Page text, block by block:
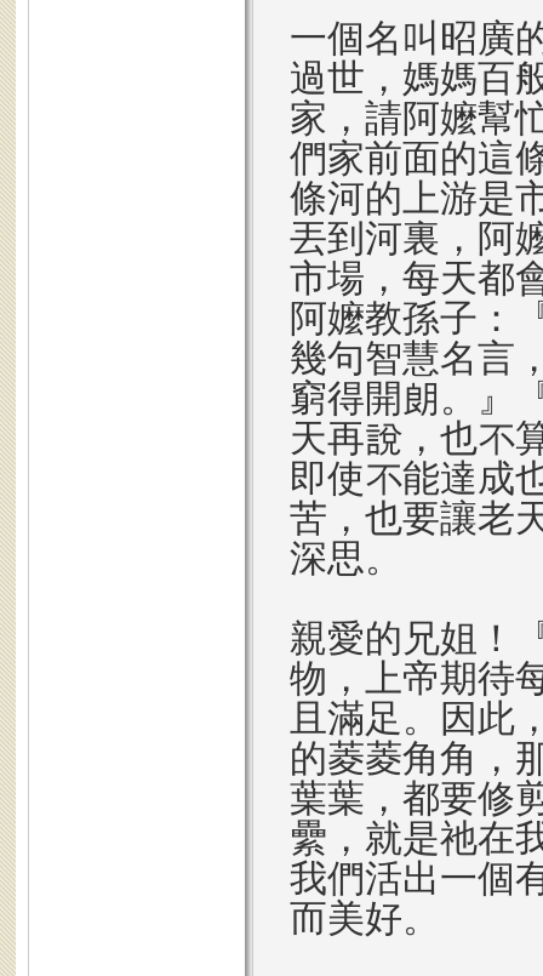
一個名叫昭廣
過世，媽媽百
家，請阿嬤幫
們家前面的這
條河的上游是
丟到河裏，阿
市場，每天都
阿嬤教孫子：
幾句智慧名言
窮得開朗。』
天再說，也不
即使不能達成
苦，也要讓老
深思。
親愛的兄姐！
物，上帝期待
且滿足。因此
的菱菱角角，
葉葉，都要修
纍，就是祂在
我們活出一個
而美好。